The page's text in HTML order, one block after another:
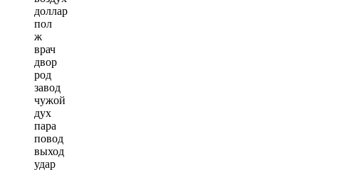
доллар
пол
ж
врач
двор
род
завод
чужой
дух
пара
повод
выход
удар